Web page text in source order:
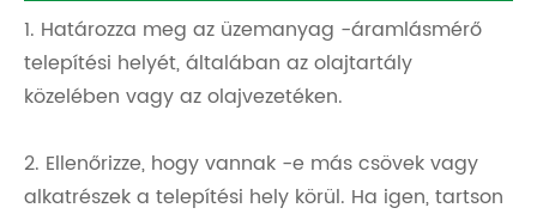
1. Határozza meg az üzemanyag -áramlásmérő
telepítési helyét, általában az olajtartály
közelében vagy az olajvezetéken.
2. Ellenőrizze, hogy vannak -e más csövek vagy
alkatrészek a telepítési hely körül. Ha igen, tartson